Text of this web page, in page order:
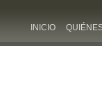
INICIO